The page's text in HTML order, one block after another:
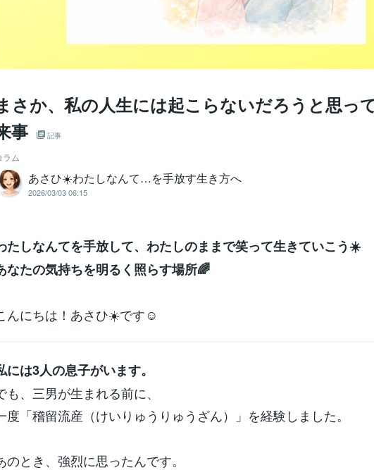
さか、私の人生には起こらないだろうと思っ
事
記事
ラム
あさひ☀️わたしなんて…を手放す生き方へ
2026/03/03 06:15
たしなんてを手放して、わたしのままで笑って生きていこう☀️
なたの気持ちを明るく照らす場所🌈
んにちは！あさひ☀️です☺️
には3人の息子がいます。
も、三男が生まれる前に、
度「稽留流産（けいりゅうりゅうざん）」を経験しました。
のとき、強烈に思ったんです。